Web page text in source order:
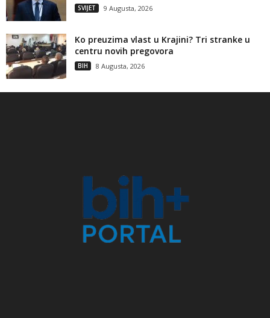
SVIJET 9 Augusta, 2026
Ko preuzima vlast u Krajini? Tri stranke u
centru novih pregovora
BIH 8 Augusta, 2026